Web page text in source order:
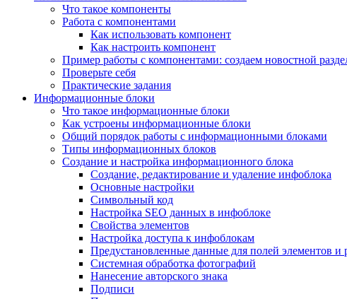
Что такое компоненты
Работа с компонентами
Как использовать компонент
Как настроить компонент
Пример работы с компонентами: создаем новостной
Проверьте себя
Практические задания
Информационные блоки
Что такое информационные блоки
Как устроены информационные блоки
Общий порядок работы с информационными блоками
Типы информационных блоков
Создание и настройка информационного блока
Создание, редактирование и удаление инфоблока
Основные настройки
Символьный код
Настройка SEO данных в инфоблоке
Свойства элементов
Настройка доступа к инфоблокам
Предустановленные данные для полей элементов и
Системная обработка фотографий
Нанесение авторского знака
Подписи